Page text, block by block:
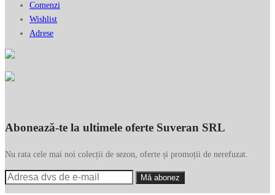
Comenzi
Wishlist
Adrese
Abonează-te la ultimele oferte Suveran SRL
Nu rata cele mai noi colecții de sezon, oferte și promoții de nerefuzat.